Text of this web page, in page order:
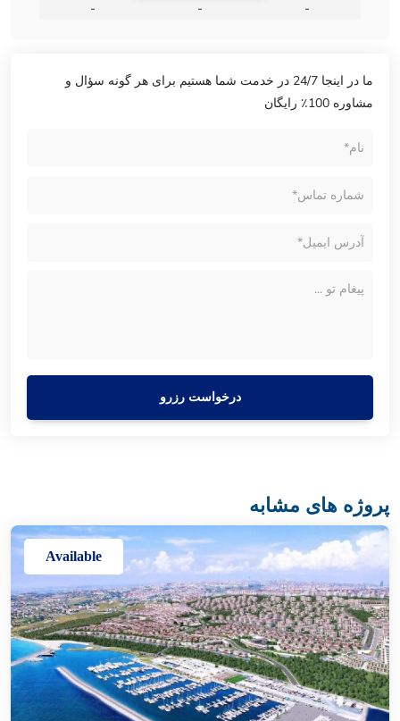
-
-
-
ما در اینجا 24/7 در خدمت شما هستیم برای هر گونه سؤال و
مشاوره 100٪ رایگان
درخواست رزرو
پروژه های مشابه
Available